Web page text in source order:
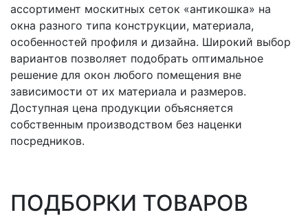
ассортимент москитных сеток «антикошка» на
окна разного типа конструкции, материала,
особенностей профиля и дизайна. Широкий выбор
вариантов позволяет подобрать оптимальное
решение для окон любого помещения вне
зависимости от их материала и размеров.
Доступная цена продукции объясняется
собственным производством без наценки
посредников.
ПОДБОРКИ ТОВАРОВ